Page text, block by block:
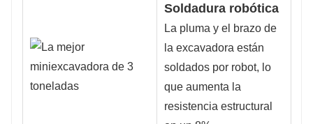
Soldadura robótica
La pluma y el brazo de
la excavadora están
soldados por robot, lo
que aumenta la
resistencia estructural